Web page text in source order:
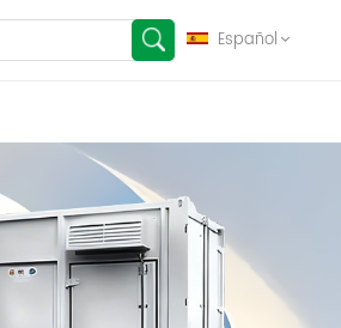
Español
English
français
Deutsch
español